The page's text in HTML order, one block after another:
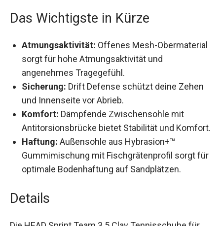
Das Wichtigste in Kürze
Atmungsaktivität: Offenes Mesh-
Obermaterial sorgt für hohe Atmungsaktivität
und angenehmes Tragegefühl.
Sicherung: Drift Defense schützt deine Zehen
und Innenseite vor Abrieb.
Komfort: Dämpfende Zwischensohle mit
Antitorsionsbrücke bietet Stabilität und
Komfort.
Haftung:Außensohle aus Hybrasion+™
Gummimischung mit Fischgrätenprofil sorgt